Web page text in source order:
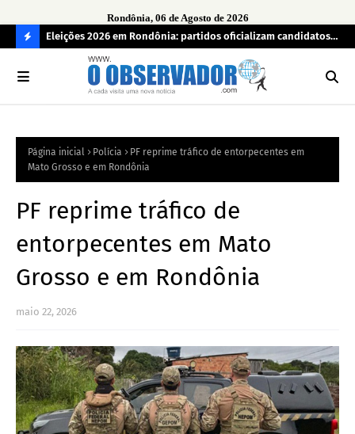
Rondônia, 06 de Agosto de 2026
O
R
Eleições 2026 em Rondônia: partidos oficializam candidatos a
deputado estadual, partidos não conseguem formar chapas
completas
Página inicial Polícia
PF reprime tráfico de entorpecentes em
Mato Grosso e em Rondônia
PF reprime tráfico de
entorpecentes em Mato
Grosso e em Rondônia
maio 22, 2026